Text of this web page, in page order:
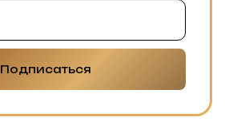
Подписаться